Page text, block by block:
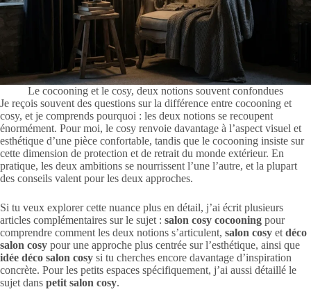
Le cocooning et le cosy, deux notions souvent confondues
Je reçois souvent des questions sur la différence entre cocooning et
cosy, et je comprends pourquoi : les deux notions se recoupent
énormément. Pour moi, le cosy renvoie davantage à l’aspect visuel et
esthétique d’une pièce confortable, tandis que le cocooning insiste sur
cette dimension de protection et de retrait du monde extérieur. En
pratique, les deux ambitions se nourrissent l’une l’autre, et la plupart
des conseils valent pour les deux approches.
Si tu veux explorer cette nuance plus en détail, j’ai écrit plusieurs
articles complémentaires sur le sujet : salon cosy cocooning pour
comprendre comment les deux notions s’articulent, salon cosy et déco
salon cosy pour une approche plus centrée sur l’esthétique, ainsi que
idée déco salon cosy si tu cherches encore davantage d’inspiration
concrète. Pour les petits espaces spécifiquement, j’ai aussi détaillé le
sujet dans petit salon cosy.